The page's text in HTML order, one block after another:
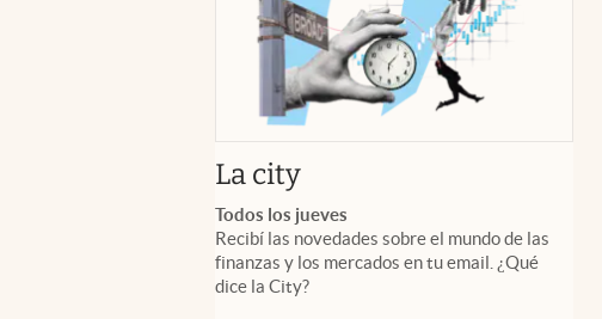
La cityabre en nueva pestaña
Todos los jueves
Recibí las novedades sobre el mundo de las
finanzas y los mercados en tu email. ¿Qué
dice la City?